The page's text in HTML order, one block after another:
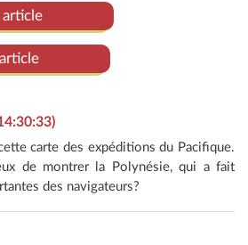
article
carte des expéditions du Pacifique.
de montrer la Polynésie, qui a fait
des navigateurs?